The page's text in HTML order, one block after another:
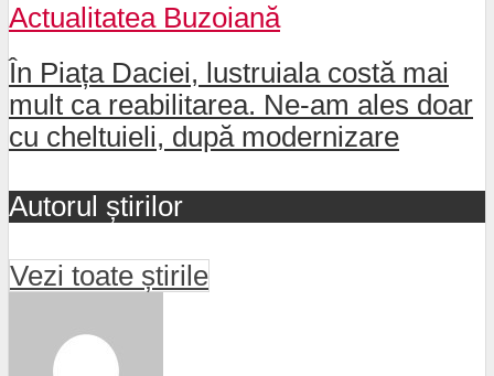
Actualitatea Buzoiană
În Piața Daciei, lustruiala costă mai
mult ca reabilitarea. Ne-am ales doar
cu cheltuieli, după modernizare
Autorul știrilor
Vezi toate știrile